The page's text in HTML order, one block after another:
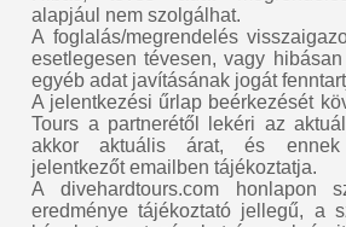
alapjául nem szolgálhat.
A foglalás/megrendelés
esetlegesen tévesen, vagy
egyéb adat javításának jogát
A jelentkezési űrlap beérkezését
Tours a partnerétől lekéri az
akkor aktuális árat, és ennek
jelentkezőt emailben tájékoztatja.
A divehardtours.com honlapon
eredménye tájékoztató jellegű, a